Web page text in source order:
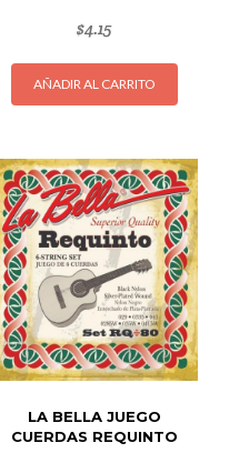
$4.15
AÑADIR AL CARRITO
LA BELLA JUEGO
CUERDAS REQUINTO